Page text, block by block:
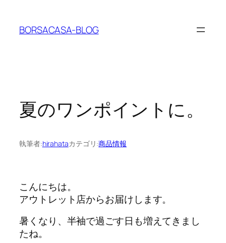
BORSACASA-BLOG
夏のワンポイントに。
執筆者:hirahataカテゴリ:商品情報
こんにちは。
アウトレット店からお届けします。
暑くなり、半袖で過ごす日も増えてきまし
たね。